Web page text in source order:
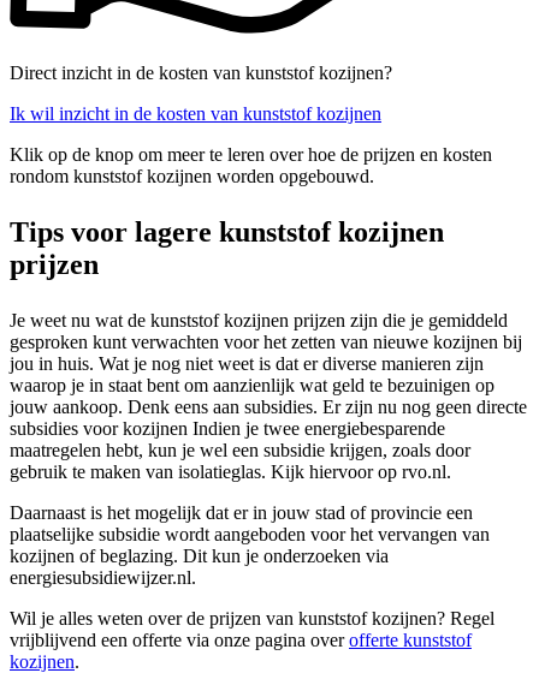
Direct inzicht in de kosten van kunststof kozijnen?
Ik wil inzicht in de kosten van kunststof kozijnen
Klik op de knop om meer te leren over hoe de prijzen en kosten
rondom kunststof kozijnen worden opgebouwd.
Tips voor lagere kunststof kozijnen
prijzen
Je weet nu wat de kunststof kozijnen prijzen zijn die je gemiddeld
gesproken kunt verwachten voor het zetten van nieuwe kozijnen bij
jou in huis. Wat je nog niet weet is dat er diverse manieren zijn
waarop je in staat bent om aanzienlijk wat geld te bezuinigen op
jouw aankoop. Denk eens aan subsidies. Er zijn nu nog geen directe
subsidies voor kozijnen Indien je twee energiebesparende
maatregelen hebt, kun je wel een subsidie krijgen, zoals door
gebruik te maken van isolatieglas. Kijk hiervoor op rvo.nl.
Daarnaast is het mogelijk dat er in jouw stad of provincie een
plaatselijke subsidie wordt aangeboden voor het vervangen van
kozijnen of beglazing. Dit kun je onderzoeken via
energiesubsidiewijzer.nl.
Wil je alles weten over de prijzen van kunststof kozijnen? Regel
vrijblijvend een offerte via onze pagina overofferte kunststof
kozijnen.